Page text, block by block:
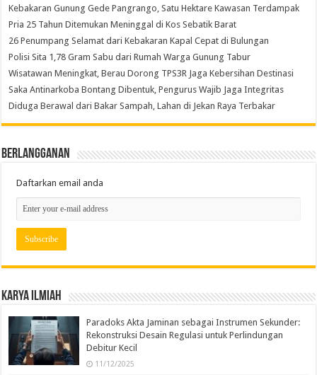
Kebakaran Gunung Gede Pangrango, Satu Hektare Kawasan Terdampak
Pria 25 Tahun Ditemukan Meninggal di Kos Sebatik Barat
26 Penumpang Selamat dari Kebakaran Kapal Cepat di Bulungan
Polisi Sita 1,78 Gram Sabu dari Rumah Warga Gunung Tabur
Wisatawan Meningkat, Berau Dorong TPS3R Jaga Kebersihan Destinasi
Saka Antinarkoba Bontang Dibentuk, Pengurus Wajib Jaga Integritas
Diduga Berawal dari Bakar Sampah, Lahan di Jekan Raya Terbakar
Berlangganan
Daftarkan email anda
Karya Ilmiah
Paradoks Akta Jaminan sebagai Instrumen Sekunder:
Rekonstruksi Desain Regulasi untuk Perlindungan
Debitur Kecil
11/12/2025